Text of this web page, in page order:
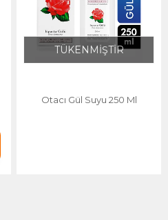
TÜKENMİŞTİR
Otacı Gül Suyu 250 Ml